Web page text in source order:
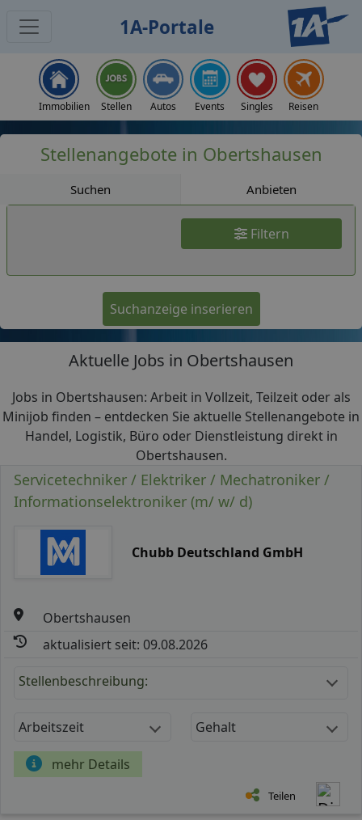
1A-Portale
Immobilien Stellen Autos Events Singles Reisen
Stellenangebote in Obertshausen
Suchen Anbieten
Filtern
Suchanzeige inserieren
Aktuelle Jobs in Obertshausen
Jobs in Obertshausen: Arbeit in Vollzeit, Teilzeit oder als
Minijob finden – entdecken Sie aktuelle Stellenangebote in
Handel, Logistik, Büro oder Dienstleistung direkt in
Obertshausen.
Servicetechniker / Elektriker / Mechatroniker /
Informationselektroniker (m/ w/ d)
Chubb Deutschland GmbH
Obertshausen
aktualisiert seit: 09.08.2026
Stellenbeschreibung:
Arbeitszeit Gehalt
mehr Details
Teilen